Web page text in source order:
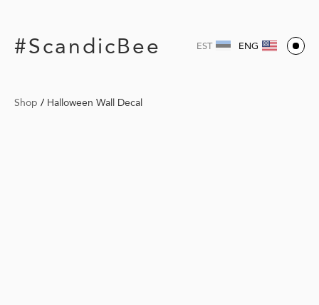
#ScandicBee EST ENG
Shop / Halloween Wall Decal